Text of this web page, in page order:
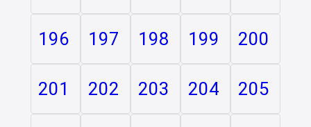
196 197 198 199 200
201 202 203 204 205